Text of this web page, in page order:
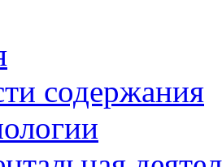
содержания